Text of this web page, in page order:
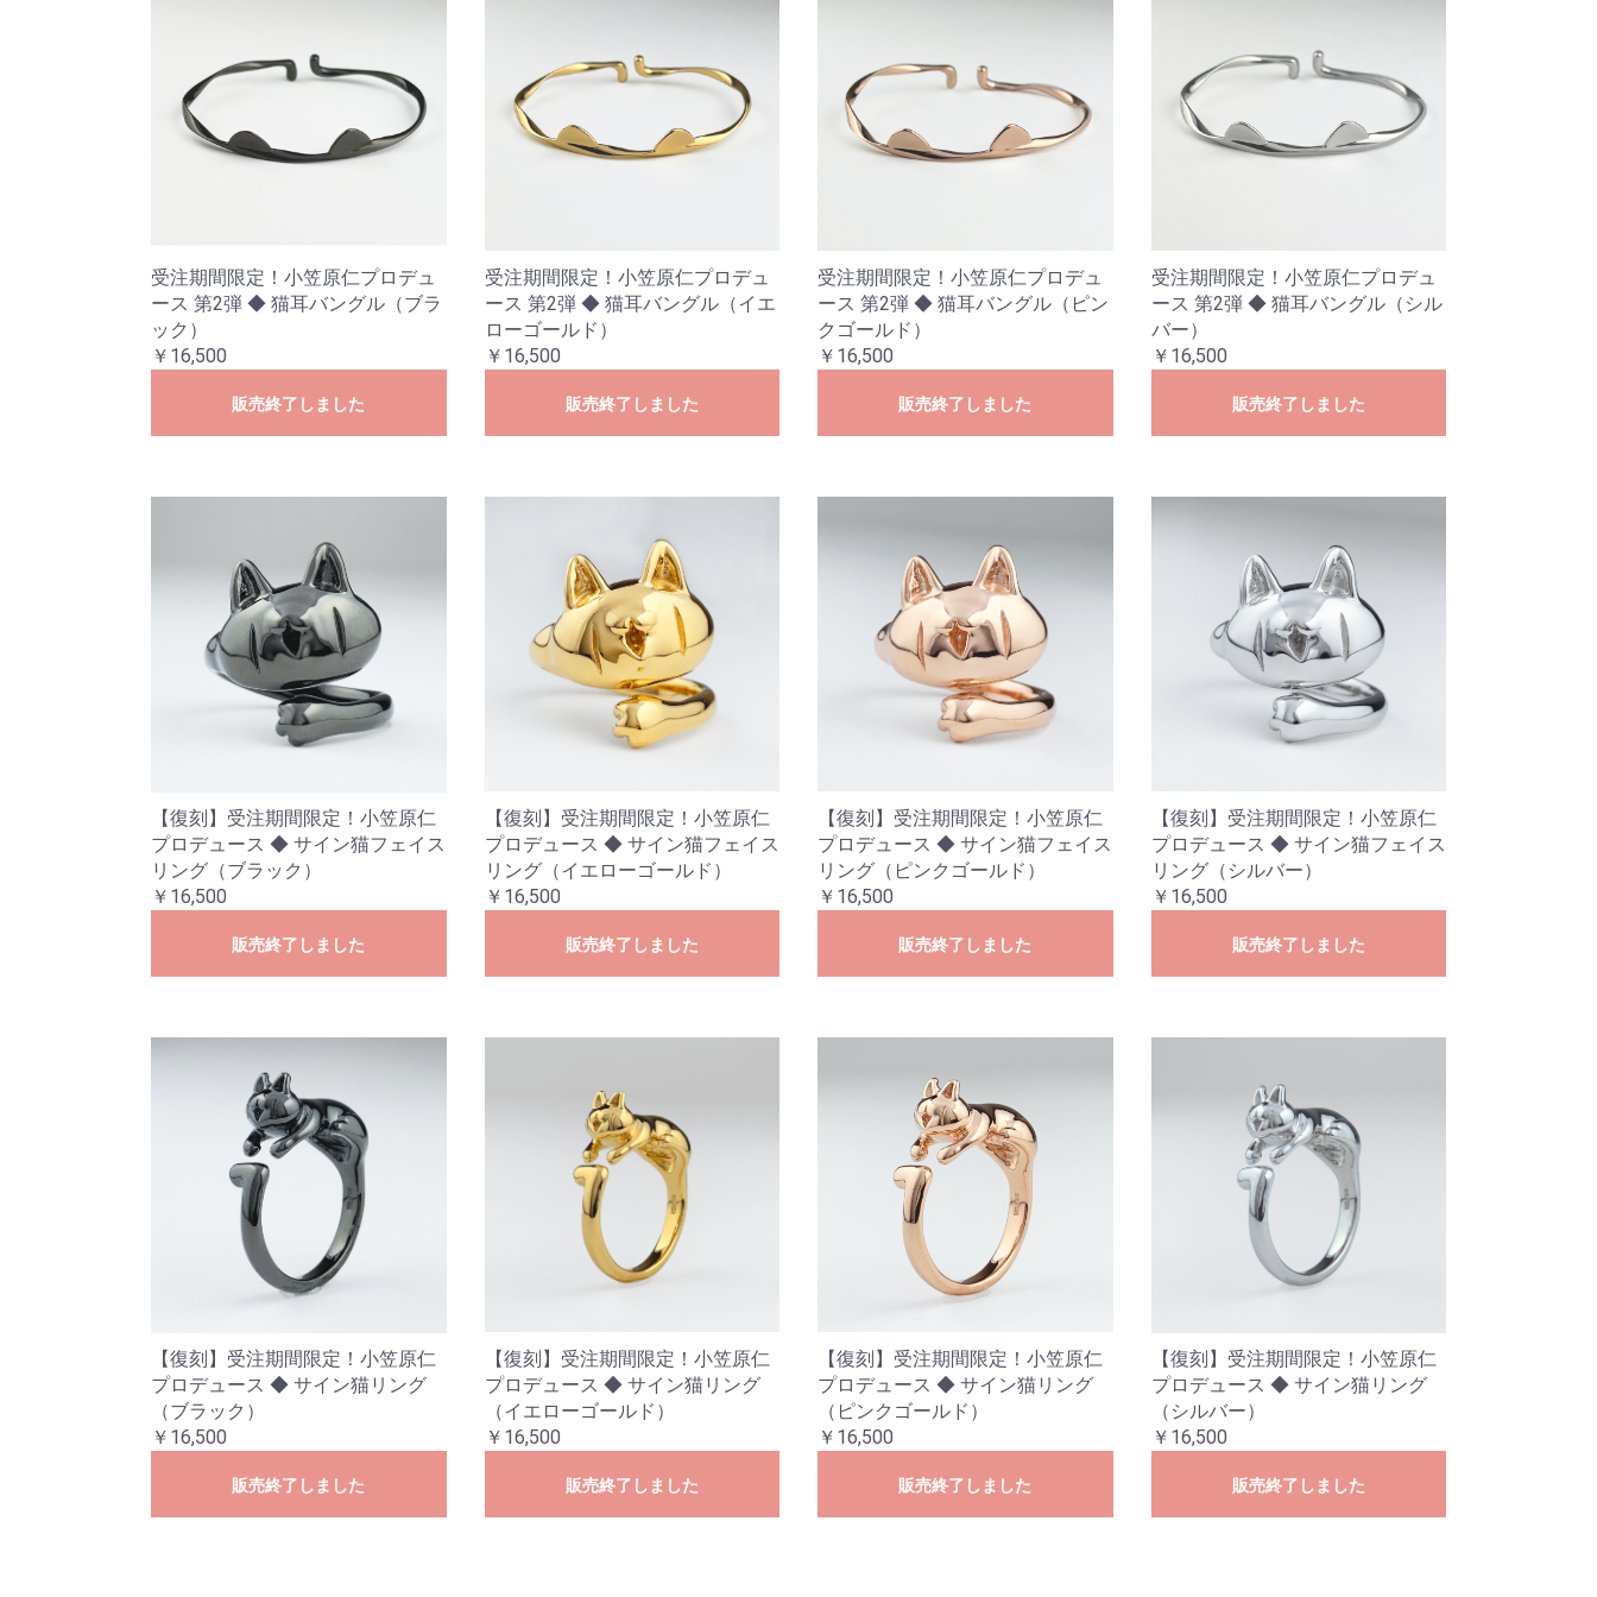
受注期間限定！小笠原仁プロデュ
ース 第2弾 ◆ 猫耳バングル（ブラ
ック）
￥16,500
販売終了しました
受注期間限定！小笠原仁プロデュ
ース 第2弾 ◆ 猫耳バングル（イエ
ローゴールド）
￥16,500
販売終了しました
受注期間限定！小笠原仁プロデュ
ース 第2弾 ◆ 猫耳バングル（ピン
クゴールド）
￥16,500
販売終了しました
受注期間限定！小笠原仁プロデュ
ース 第2弾 ◆ 猫耳バングル（シル
バー）
￥16,500
販売終了しました
【復刻】受注期間限定！小笠原仁
プロデュース ◆ サイン猫フェイス
リング（ブラック）
￥16,500
販売終了しました
【復刻】受注期間限定！小笠原仁
プロデュース ◆ サイン猫フェイス
リング（イエローゴールド）
￥16,500
販売終了しました
【復刻】受注期間限定！小笠原仁
プロデュース ◆ サイン猫フェイス
リング（ピンクゴールド）
￥16,500
販売終了しました
【復刻】受注期間限定！小笠原仁
プロデュース ◆ サイン猫フェイス
リング（シルバー）
￥16,500
販売終了しました
【復刻】受注期間限定！小笠原仁
プロデュース ◆ サイン猫リング
（ブラック）
￥16,500
販売終了しました
【復刻】受注期間限定！小笠原仁
プロデュース ◆ サイン猫リング
（イエローゴールド）
￥16,500
販売終了しました
【復刻】受注期間限定！小笠原仁
プロデュース ◆ サイン猫リング
（ピンクゴールド）
￥16,500
販売終了しました
【復刻】受注期間限定！小笠原仁
プロデュース ◆ サイン猫リング
（シルバー）
￥16,500
販売終了しました
お買い物を続ける カートへ進む